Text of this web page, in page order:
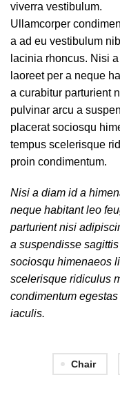
viverra vestibulum.
Ullamcorper
a ad eu vestibulum
lacinia rhoncus. Nisi
laoreet per a neque
a curabitur parturient
pulvinar arcu a
placerat sociosqu
tempus scelerisque
proin condimentum.
Nisi a diam id a
neque habitant leo
parturient nisi
a suspendisse
sociosqu himenaeos
scelerisque ridiculus
condimentum
iaculis.
Chair